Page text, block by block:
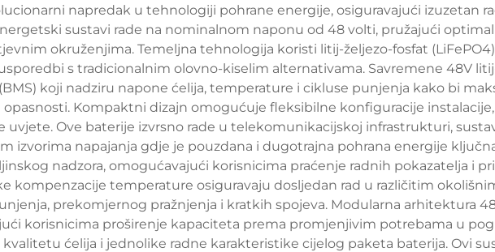
napredak u tehnologiji pohrane energije, osiguravajući izuzetan
sustavi rade na nominalnom naponu od 48 volti, pružajući
okruženjima. Temeljna tehnologija koristi litij-željezo-fosfat
s tradicionalnim olovno-kiselim alternativama. Savremene 48V
koji nadziru napone ćelija, temperature i cikluse punjenja kako bi
Kompaktni dizajn omogućuje fleksibilne konfiguracije
uvjete. Ove baterije izvrsno rade u telekomunikacijskoj infrastrukturi,
izvorima napajanja gdje je pouzdana i dugotrajna pohrana energije
nadzora, omogućavajući korisnicima praćenje radnih pokazatelja i
kompenzacije temperature osiguravaju dosljedan rad u različitim
prekomjernog pražnjenja i kratkih spojeva. Modularna arhitektura
korisnicima proširenje kapaciteta prema promjenjivim potrebama u
ćelija i jednolike radne karakteristike cijelog paketa baterija. Ovi